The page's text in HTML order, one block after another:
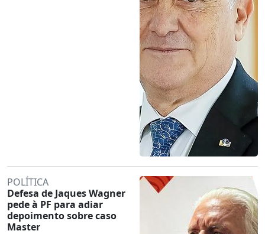
POLÍTICA
Defesa de Jaques Wagner
pede à PF para adiar
depoimento sobre caso
Master